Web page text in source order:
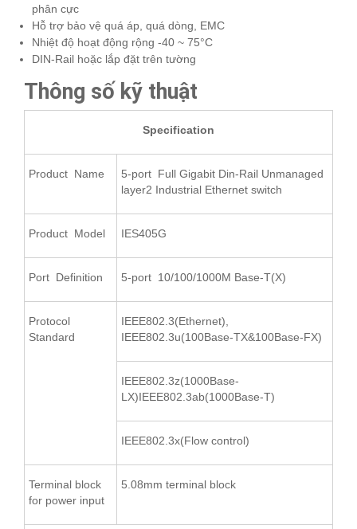
phân cực
Hỗ trợ bảo vệ quá áp, quá dòng, EMC
Nhiệt độ hoạt động rộng -40 ~ 75°C
DIN-Rail hoặc lắp đặt trên tường
Thông số kỹ thuật
Specification
Product Name
5-port Full Gigabit Din-Rail Unmanaged
layer2 Industrial Ethernet switch
Product Model IES405G
Port Definition 5-port 10/100/1000M Base-T(X)
Protocol
Standard
IEEE802.3(Ethernet),
IEEE802.3u(100Base-TX&100Base-FX)
IEEE802.3z(1000Base-
LX)IEEE802.3ab(1000Base-T)
IEEE802.3x(Flow control)
Terminal block
for power input
5.08mm terminal block